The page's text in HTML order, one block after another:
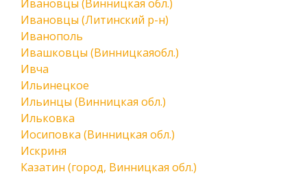
Ивановцы (Винницкая обл.)
Ивановцы (Литинский р-н)
Иванополь
Ивашковцы (Винницкаяобл.)
Ивча
Ильинецкое
Ильинцы (Винницкая обл.)
Ильковка
Иосиповка (Винницкая обл.)
Искриня
Казатин (город, Винницкая обл.)